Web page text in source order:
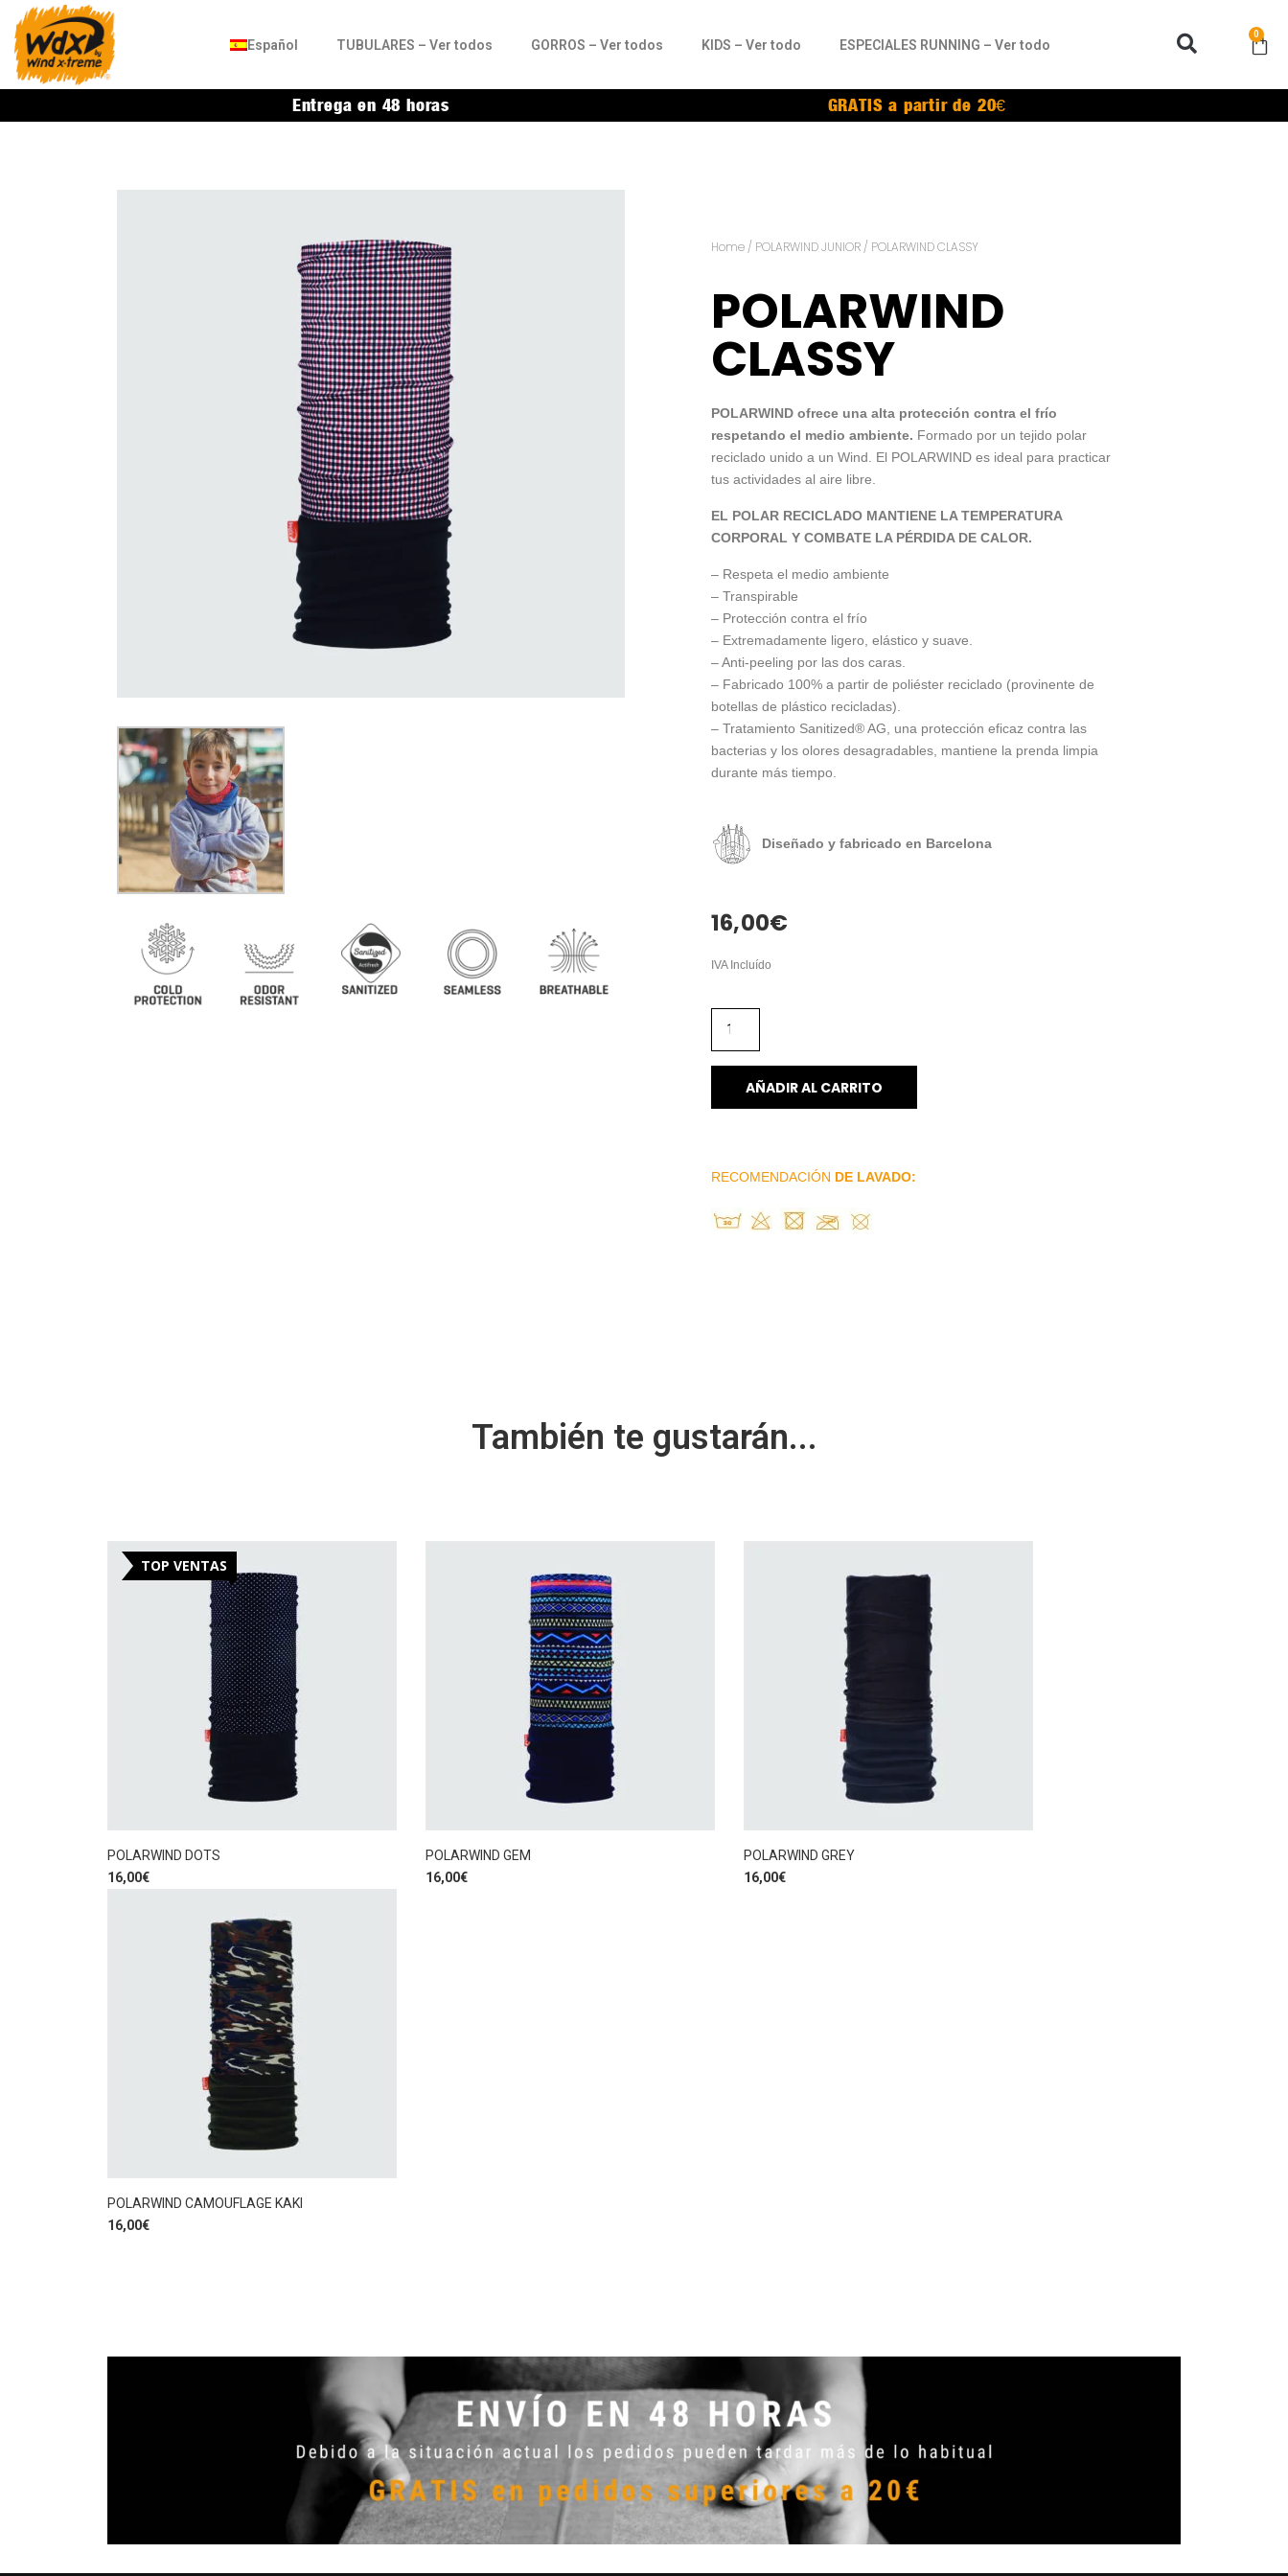
Español TUBULARES – Ver todos GORROS – Ver todos KIDS – Ver todo ESPECIALES RUNNING – Ver todo
0
Entrega en 48 horas GRATIS a partir de 20€
Home / POLARWIND JUNIOR / POLARWIND CLASSY
POLARWIND
CLASSY
POLARWIND ofrece una alta protección contra el frío
respetando el medio ambiente. Formado por un tejido polar
reciclado unido a un Wind. El POLARWIND es ideal para practicar
tus actividades al aire libre.
EL POLAR RECICLADO MANTIENE LA TEMPERATURA
CORPORAL Y COMBATE LA PÉRDIDA DE CALOR.
– Respeta el medio ambiente
– Transpirable
– Protección contra el frío
– Extremadamente ligero, elástico y suave.
– Anti-peeling por las dos caras.
– Fabricado 100% a partir de poliéster reciclado (provinente de
botellas de plástico recicladas).
– Tratamiento Sanitized® AG, una protección eficaz contra las
bacterias y los olores desagradables, mantiene la prenda limpia
durante más tiempo.
Diseñado y fabricado en Barcelona
16,00€
IVA Incluído
AÑADIR AL CARRITO
RECOMENDACIÓN DE LAVADO:
También te gustarán...
TOP VENTAS
POLARWIND DOTS
16,00€
POLARWIND GEM
16,00€
POLARWIND GREY
16,00€
POLARWIND CAMOUFLAGE KAKI
16,00€